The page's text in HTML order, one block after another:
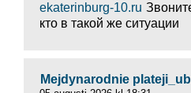
ekaterinburg-10.ru
кто в такой же ситуации
Mejdynarodnie